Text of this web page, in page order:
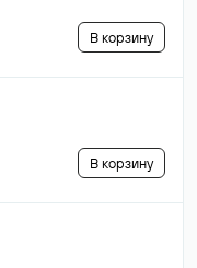
В корзину
В корзину